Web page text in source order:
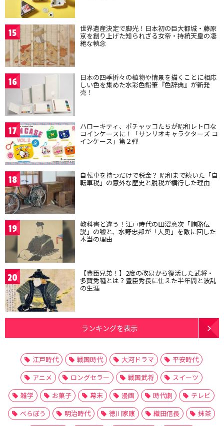
15 世界遺産決定で脚光！日本初の巨大都城・藤原
京を創り上げた知られざる女帝・持統天皇の凄
絶な執念
16 日本の四季折々の植物や情景を描くことに相応
しい色を集めた水彩色鉛筆『色辞典』が新発
売！
17 ハローキティ、ポチャッコたちが昭和レトロな
コインケースに！「サンリオキャラクターズ コ
インケース」第２弾
18 自転車を持つだけで税金？ 昭和まで続いた「自
転車税」の意外な歴史と脱税が横行した理由
19 教科書と違う！江戸時代の田沼意次「賄賂伝
説」の嘘と、水野忠邦が「大奥」を敵に回した
本当の理由
20 【豊臣兄弟！】2度の改易から復活した武将・
多賀秀種とは？豊臣秀長に仕えた半年間と波乱
の生涯
ランキングを表示
江戸時代 戦国時代 大河ドラマ
平安時代
アニメ
ロングセラー 戦国武将
スイーツ
雑学
お菓子 幕末 漫画 時代劇
テレビ
べらぼう
明治時代 徳川家康 織田信長
抹茶